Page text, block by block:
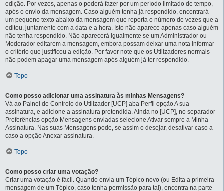
edição. Por vezes, apenas o poderá fazer por um período limitado de tempo,
após o envio da mensagem. Caso alguém tenha já respondido, encontrará
um pequeno texto abaixo da mensagem que reporta o número de vezes que a
editou, juntamente com a data e a hora. Isto não aparece apenas caso alguém
não tenha respondido. Não aparecerá igualmente se um Administrador ou
Moderador editarem a mensagem, embora possam deixar uma nota informar
o critério que justificou a edição. Por favor note que os Utilizadores normais
não podem apagar uma mensagem após alguém já ter respondido.
Topo
Como posso adicionar uma assinatura às minhas Mensagens?
Vá ao Painel de Controlo do Utilizador [UCP] aba Perfil opção A sua
assinatura, e adicione a assinatura pretendida. Ainda no [UCP], no separador
Preferências opção Mensagens enviadas selecione Ativar sempre a Minha
Assinatura. Nas suas Mensagens pode, se assim o desejar, desativar caso a
caso a opção Anexar assinatura.
Topo
Como posso criar uma votação?
Criar uma votação é fácil. Quando envia um Tópico novo (ou Edita a primeira
mensagem de um Tópico, caso tenha permissão para tal), encontra na parte